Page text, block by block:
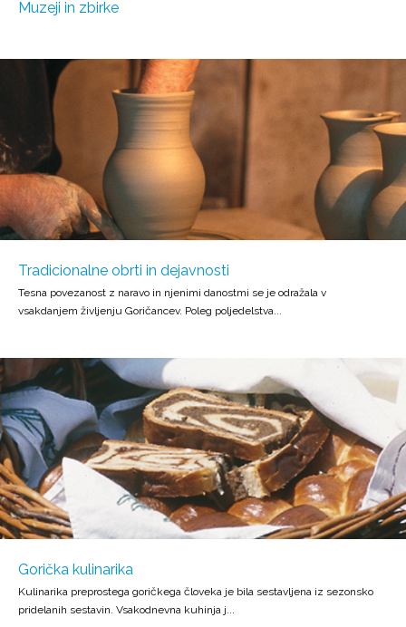
Muzeji in zbirke
Tradicionalne obrti in dejavnosti
Tesna povezanost z naravo in njenimi danostmi se je odražala v
vsakdanjem življenju Goričancev. Poleg poljedelstva...
Gorička kulinarika
Kulinarika preprostega goričkega človeka je bila sestavljena iz sezonsko
pridelanih sestavin. Vsakodnevna kuhinja j...